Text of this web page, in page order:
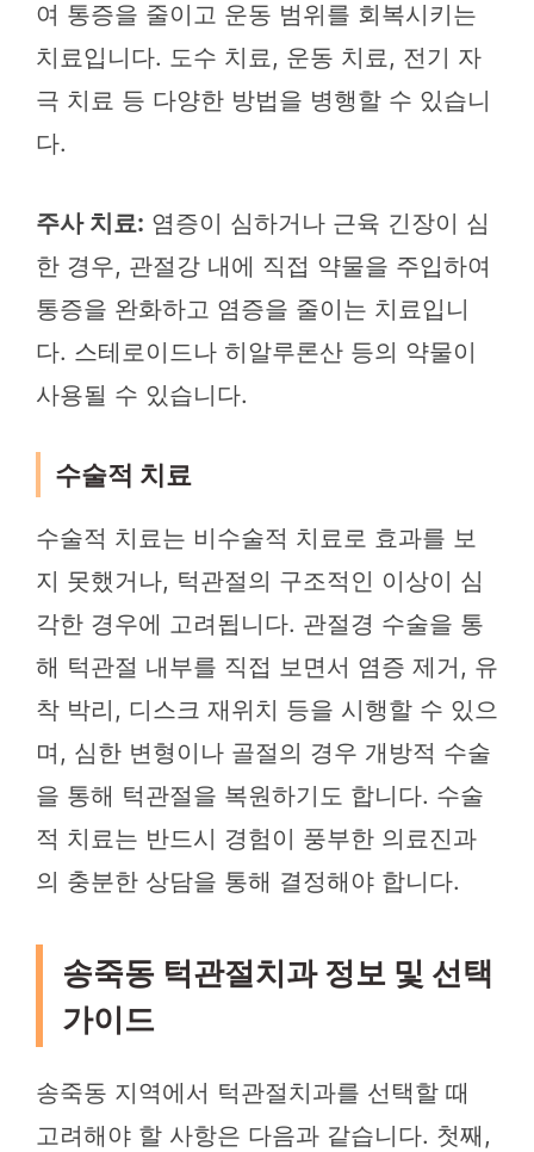
여 통증을 줄이고 운동 범위를 회복시키는
치료입니다. 도수 치료, 운동 치료, 전기 자
극 치료 등 다양한 방법을 병행할 수 있습니
다.
주사 치료: 염증이 심하거나 근육 긴장이 심
한 경우, 관절강 내에 직접 약물을 주입하여
통증을 완화하고 염증을 줄이는 치료입니
다. 스테로이드나 히알루론산 등의 약물이
사용될 수 있습니다.
수술적 치료
수술적 치료는 비수술적 치료로 효과를 보
지 못했거나, 턱관절의 구조적인 이상이 심
각한 경우에 고려됩니다. 관절경 수술을 통
해 턱관절 내부를 직접 보면서 염증 제거, 유
착 박리, 디스크 재위치 등을 시행할 수 있으
며, 심한 변형이나 골절의 경우 개방적 수술
을 통해 턱관절을 복원하기도 합니다. 수술
적 치료는 반드시 경험이 풍부한 의료진과
의 충분한 상담을 통해 결정해야 합니다.
송죽동 턱관절치과 정보 및 선택
가이드
송죽동 지역에서 턱관절치과를 선택할 때
고려해야 할 사항은 다음과 같습니다. 첫째,